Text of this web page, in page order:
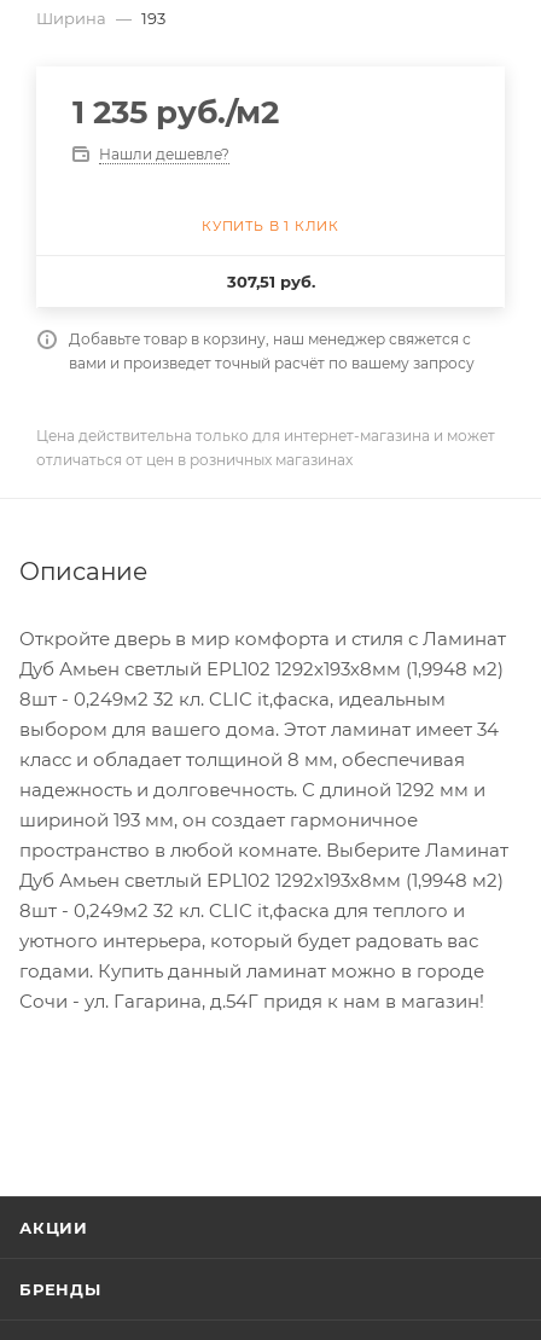
Ширина — 193
1 235 руб./м2
Нашли дешевле?
КУПИТЬ В 1 КЛИК
307,51 руб.
Добавьте товар в корзину, наш менеджер свяжется с
вами и произведет точный расчёт по вашему запросу
Цена действительна только для интернет-магазина и может
отличаться от цен в розничных магазинах
Описание
Откройте дверь в мир комфорта и стиля с Ламинат
Дуб Амьен светлый EPL102 1292х193х8мм (1,9948 м2)
8шт - 0,249м2 32 кл. CLIC it,фаска, идеальным
выбором для вашего дома. Этот ламинат имеет 34
класс и обладает толщиной 8 мм, обеспечивая
надежность и долговечность. С длиной 1292 мм и
шириной 193 мм, он создает гармоничное
пространство в любой комнате. Выберите Ламинат
Дуб Амьен светлый EPL102 1292х193х8мм (1,9948 м2)
8шт - 0,249м2 32 кл. CLIC it,фаска для теплого и
уютного интерьера, который будет радовать вас
годами. Купить данный ламинат можно в городе
Сочи - ул. Гагарина, д.54Г придя к нам в магазин!
АКЦИИ
БРЕНДЫ